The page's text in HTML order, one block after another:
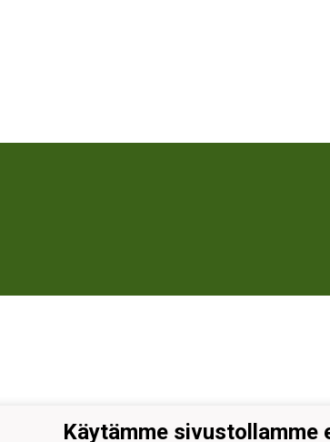
Käytämme sivustollamme